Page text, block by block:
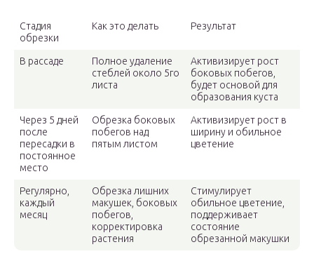
Стадия
обрезки
Как это делать Результат
В рассаде
Полное удаление
стеблей около 5го
листа
Активизирует рост
боковых побегов,
будет основой для
образования куста
Через 5 дней
после
пересадки в
постоянное
место
Обрезка боковых
побегов над
пятым листом
Активизирует рост в
ширину и обильное
цветение
Регулярно,
каждый
месяц
Обрезка лишних
макушек, боковых
побегов,
корректировка
растения
Стимулирует
обильное цветение,
поддерживает
состояние
обрезанной макушки